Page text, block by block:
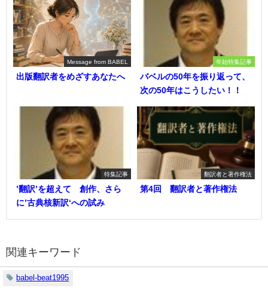
Message from BABEL
出版翻訳者をめざすあなたへ
年始特集記事
バベルの50年を振り返って、
次の50年はこうしたい！！
特集記事
’翻訳’を超えて 創作、さら
に’古典核新訳‘への試み
翻訳者と著作権法
第4回 翻訳者と著作権法
関連キーワード
babel-beat1995